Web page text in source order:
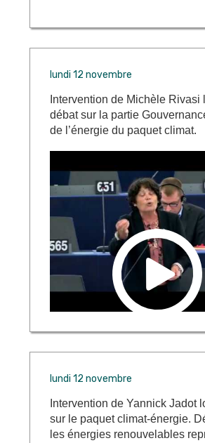
lundi 12 novembre
Intervention de Michèle Rivasi
débat sur la partie
de l’énergie du paquet climat.
lundi 12 novembre
Intervention de Yannick Jadot
sur le paquet climat-énergie.
les énergies renouvelables